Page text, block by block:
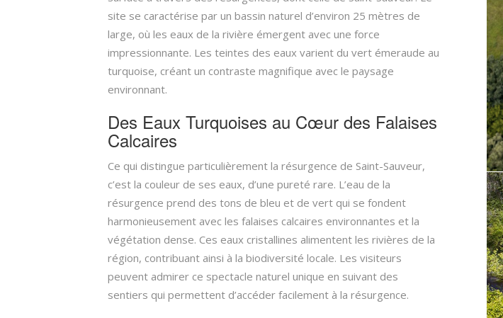
site se caractérise par un bassin naturel d’environ 25 mètres de
large, où les eaux de la rivière émergent avec une force
impressionnante. Les teintes des eaux varient du vert émeraude au
turquoise, créant un contraste magnifique avec le paysage
environnant.
Des Eaux Turquoises au Cœur des Falaises
Calcaires
Ce qui distingue particulièrement la résurgence de Saint-Sauveur,
c’est la couleur de ses eaux, d’une pureté rare. L’eau de la
résurgence prend des tons de bleu et de vert qui se fondent
harmonieusement avec les falaises calcaires environnantes et la
végétation dense. Ces eaux cristallines alimentent les rivières de la
région, contribuant ainsi à la biodiversité locale. Les visiteurs
peuvent admirer ce spectacle naturel unique en suivant des
sentiers qui permettent d’accéder facilement à la résurgence.